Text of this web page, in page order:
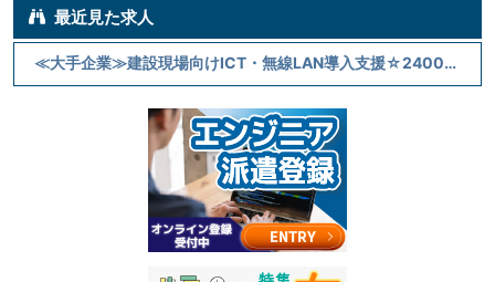
最近見た求人
≪大手企業≫建設現場向けICT・無線LAN導入支援☆2400円～